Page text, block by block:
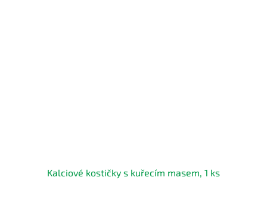
Kalciové kostičky s kuřecím masem, 1 ks